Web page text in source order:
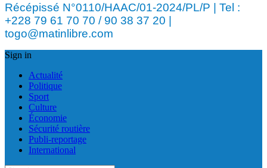
Récépissé N°0110/HAAC/01-2024/PL/P | Tel :
+228 79 61 70 70 / 90 38 37 20 |
togo@matinlibre.com
Sign in
Actualité
Politique
Sport
Culture
Économie
Sécurité routière
Publi-reportage
International